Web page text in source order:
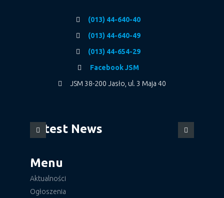
(013) 44-640-40
(013) 44-640-49
(013) 44-654-29
Facebook JSM
JSM 38-200 Jasło, ul. 3 Maja 40
Latest News
Menu
Aktualności
Ogłoszenia